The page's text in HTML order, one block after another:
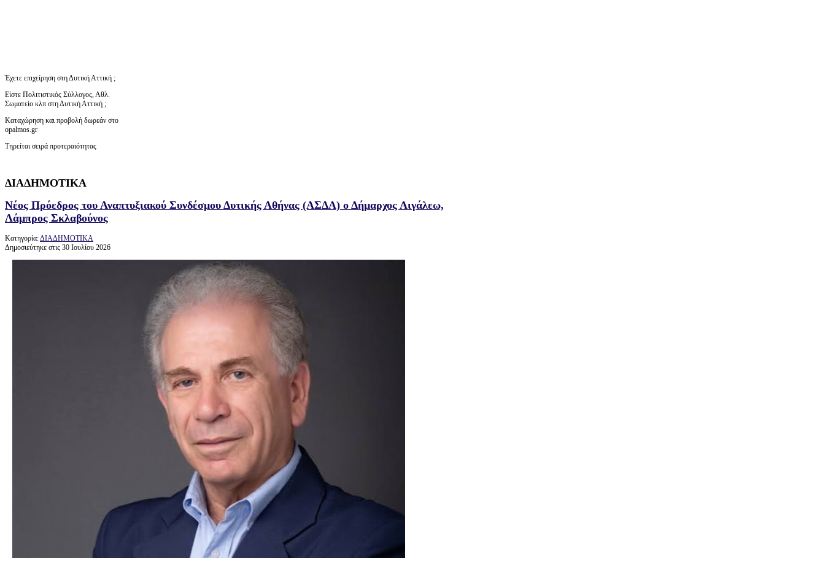
Έχετε επιχείρηση στη Δυτική Αττική ;
Είστε Πολιτιστικός Σύλλογος, Αθλ.
Σωματείο κλπ στη Δυτική Αττική ;
Καταχώρηση και προβολή δωρεάν στο
opalmos.gr
Τηρείται σειρά προτεραιότητας
ΔΙΑΔΗΜΟΤΙΚΑ
Νέος Πρόεδρος του Αναπτυξιακού Συνδέσμου Δυτικής Αθήνας (ΑΣΔΑ) ο Δήμαρχος Αιγάλεω,
Λάμπρος Σκλαβούνος
Κατηγορία:ΔΙΑΔΗΜΟΤΙΚΑ
Δημοσιεύτηκε στις 30 Ιουλίου 2026